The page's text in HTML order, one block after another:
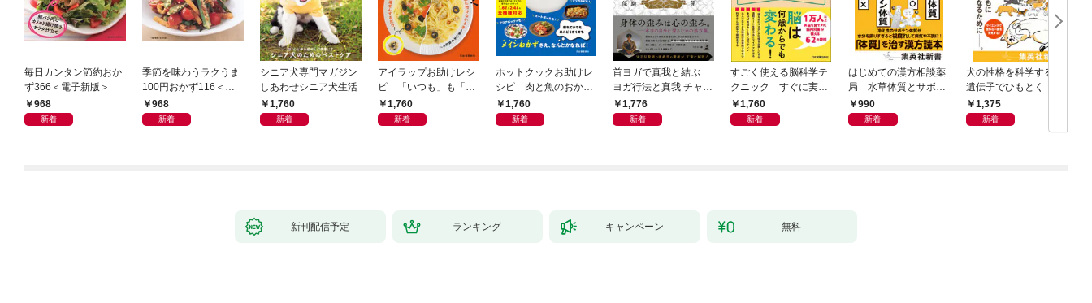
毎日カンタン節約おか
ず366＜電子新版＞
968
新着
季節を味わうラクうま
100円おかず116＜電
子新版＞
968
新着
シニア犬専門マガジン
しあわせシニア犬生活
1,760
新着
アイラップお助けレシ
ピ 「いつも」も「も
しも」もおいしい！
1,760
新着
ホットクックお助けレ
シピ 肉と魚のおか
ず 少ない材料＆調味
料で、あとはスイッチ
1,760
新着
首ヨガで真我と結ぶ
ヨガ行法と真我 チャク
ラと真我の関係 クンダ
リーニ上昇体験 次元上
1,776
新着
すごく使える脳科学テ
クニック すぐに実践
したくなる
1,760
新着
はじめての漢方相談薬
局 水草体質とサボテ
ン体質
990
新着
犬の性格を科学する
遺伝子でひもとく「最
良の友」の進化
1,375
新着
新刊配信予定 ランキング キャンペーン 無料